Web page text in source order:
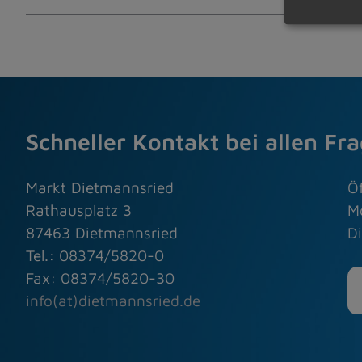
Schneller Kontakt bei allen
Markt Dietmannsried
Rathausplatz 3
87463 Dietmannsried
Tel.: 08374/5820-0
Fax: 08374/5820-30
info(at)dietmannsried.de